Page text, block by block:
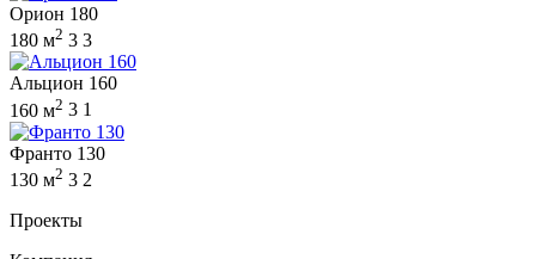
Орион 180
180 м2 3 3
Альцион 160
160 м2 3 1
Франто 130
130 м2 3 2
Проекты